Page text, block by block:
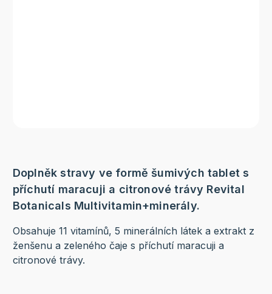
Doplněk stravy ve formě šumivých tablet s
příchutí maracuji a citronové trávy Revital
Botanicals Multivitamin+minerály.
Obsahuje 11 vitamínů, 5 minerálních látek a extrakt z
ženšenu a zeleného čaje s příchutí maracuji a
citronové trávy.